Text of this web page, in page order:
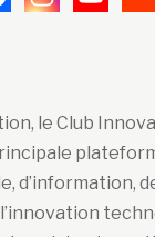
le Club
d’information,